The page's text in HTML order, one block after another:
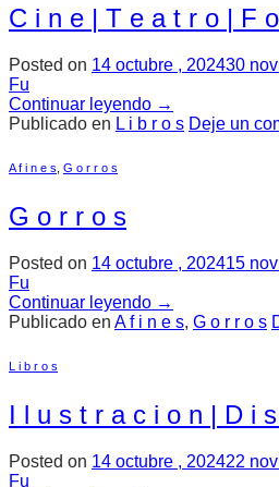
C i n e | T e a t r o | F
Posted on 14 octubre , 202430
Fu
Continuar leyendo →
Publicado en L i b r o s Deje un
A f i n e s G o r r o s
G o r r o s
Posted on 14 octubre , 202415
Fu
Continuar leyendo →
Publicado en A f i n e s, G o r r o s
L i b r o s
I l u s t r a c i o n | D i
Posted on 14 octubre , 202422
Fu